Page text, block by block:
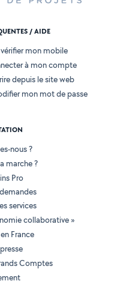
/ AIDE
mon mobile
à mon compte
depuis le site web
mon mot de passe
nous ?
marche ?
Pro
services
collaborative »
France
Comptes